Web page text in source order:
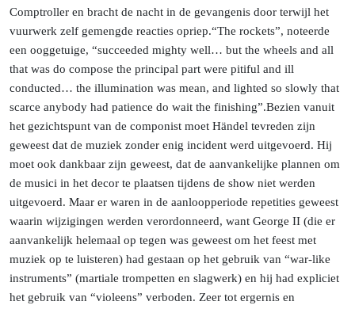
Comptroller en bracht de nacht in de gevangenis door terwijl het
vuurwerk zelf gemengde reacties opriep.“The rockets”, noteerde
een ooggetuige, “succeeded mighty well… but the wheels and all
that was do compose the principal part were pitiful and ill
conducted… the illumination was mean, and lighted so slowly that
scarce anybody had patience do wait the finishing”.Bezien vanuit
het gezichtspunt van de componist moet Händel tevreden zijn
geweest dat de muziek zonder enig incident werd uitgevoerd. Hij
moet ook dankbaar zijn geweest, dat de aanvankelijke plannen om
de musici in het decor te plaatsen tijdens de show niet werden
uitgevoerd. Maar er waren in de aanloopperiode repetities geweest
waarin wijzigingen werden verordonneerd, want George II (die er
aanvankelijk helemaal op tegen was geweest om het feest met
muziek op te luisteren) had gestaan op het gebruik van “war-like
instruments” (martiale trompetten en slagwerk) en hij had expliciet
het gebruik van “violeens” verboden. Zeer tot ergernis en